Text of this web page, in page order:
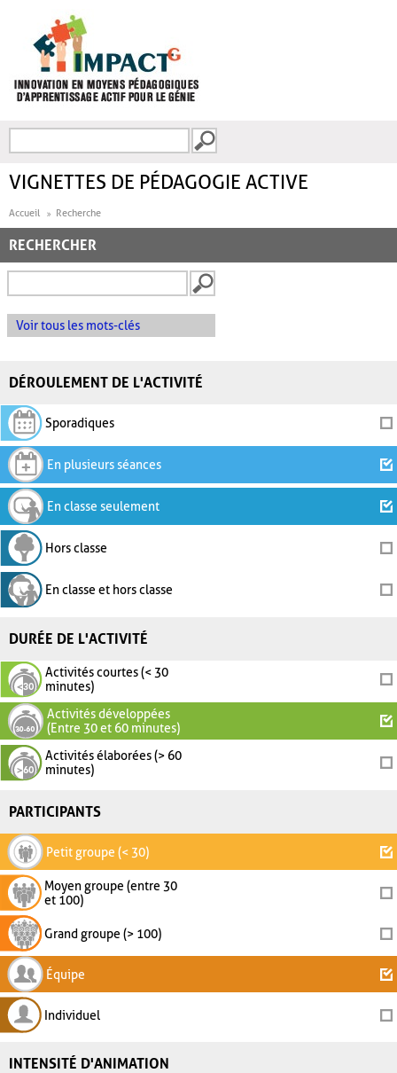
FORMULAIRE DE
VIGNETTES DE PÉDAGOGIE ACTIVE
Accueil Recherche
RECHERCHER
Voir tous les mots-clés
DÉROULEMENT DE L'ACTIVITÉ
Sporadiques
En plusieurs séances
En classe seulement
Hors classe
En classe et hors classe
DURÉE DE L'ACTIVITÉ
Activités courtes (< 30
minutes)
Activités développées
(Entre 30 et 60 minutes)
Activités élaborées (> 60
minutes)
PARTICIPANTS
Petit groupe (< 30)
Moyen groupe (entre 30
et 100)
Grand groupe (> 100)
Équipe
Individuel
INTENSITÉ D'ANIMATION